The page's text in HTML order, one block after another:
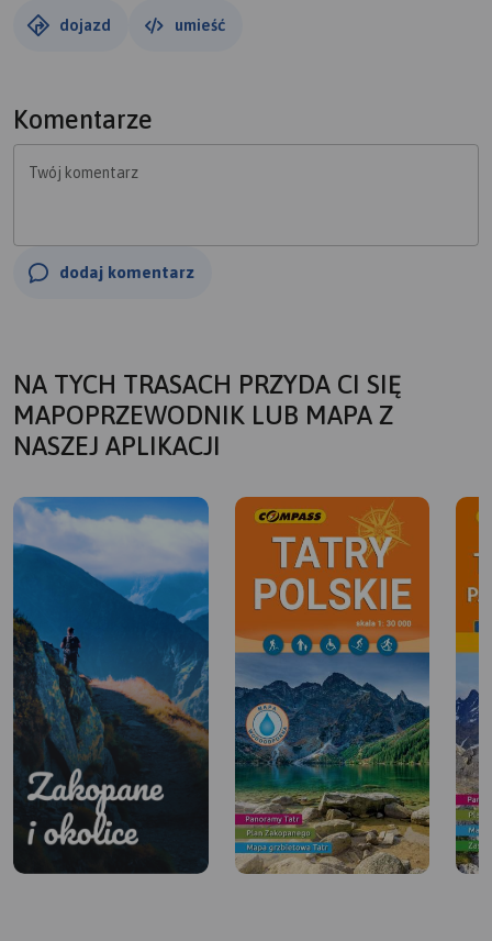
dojazd umieść
Komentarze
Twój komentarz
dodaj komentarz
NA TYCH TRASACH PRZYDA CI SIĘ
MAPOPRZEWODNIK LUB MAPA Z
NASZEJ APLIKACJI